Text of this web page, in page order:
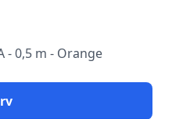
- 0,5 m - Orange